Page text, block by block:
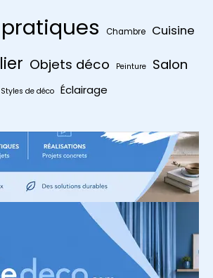
Chambre Cuisine
Objets déco Peinture Salon
Styles de déco Éclairage